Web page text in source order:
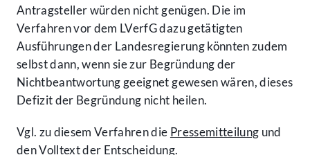
Antragsteller würden nicht genügen. Die im
Verfahren vor dem LVerfG dazu getätigten
Ausführungen der Landesregierung könnten zudem
selbst dann, wenn sie zur Begründung der
Nichtbeantwortung geeignet gewesen wären, dieses
Defizit der Begründung nicht heilen.
Vgl. zu diesem Verfahren die Pressemitteilung und
denVolltext der Entscheidung.